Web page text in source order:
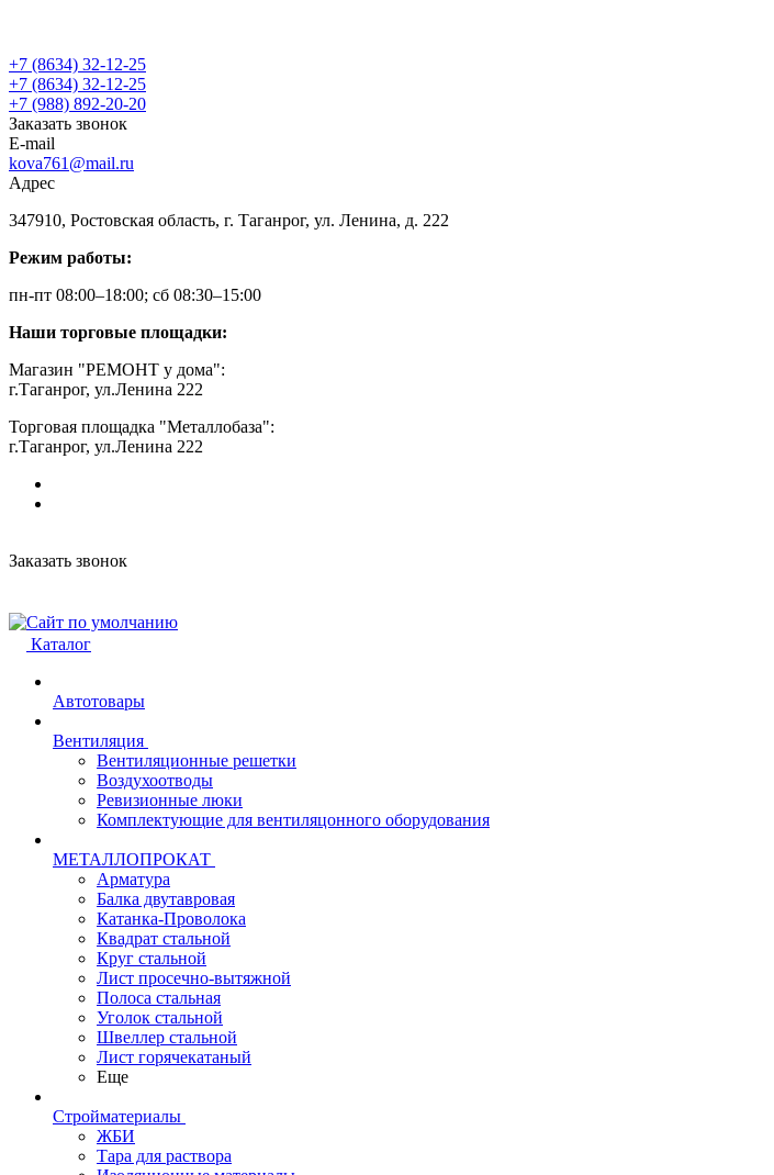
+7 (8634) 32-12-25
+7 (8634) 32-12-25
+7 (988) 892-20-20
Заказать звонок
E-mail
kova761@mail.ru
Адрес
347910, Ростовская область, г. Таганрог, ул. Ленина, д. 222
Режим работы:
пн-пт 08:00–18:00; сб 08:30–15:00
Наши торговые площадки:
Магазин "РЕМОНТ у дома":
г.Таганрог, ул.Ленина 222
Торговая площадка "Металлобаза":
г.Таганрог, ул.Ленина 222
Заказать звонок
Каталог
Автотовары
Вентиляция
Вентиляционные решетки
Воздухоотводы
Ревизионные люки
Комплектующие для вентиляцонного оборудования
МЕТАЛЛОПРОКАТ
Арматура
Балка двутавровая
Катанка-Проволока
Квадрат стальной
Круг стальной
Лист просечно-вытяжной
Полоса стальная
Уголок стальной
Швеллер стальной
Лист горячекатаный
Еще
Стройматериалы
ЖБИ
Тара для раствора